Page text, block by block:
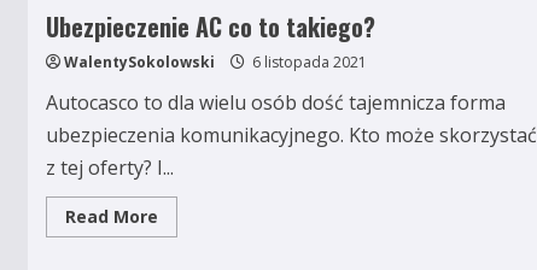
leasingu?
Ubezpieczenie AC co to takiego?
WalentySokolowski 6 listopada 2021
Autocasco to dla wielu osób dość tajemnicza forma
ubezpieczenia komunikacyjnego. Kto może skorzystać
z tej oferty? I...
Read MoreRead
more